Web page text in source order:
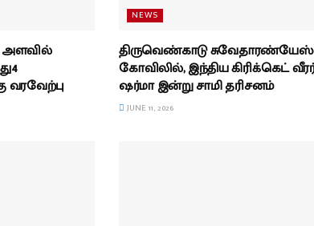
அளவில்
NEWS
திருவெண்காடு
கோவிலில், இந்திய கிரிக்கெட்
ஷர்மா இன்று சாமி தரிசனம்
JUNE 11, 2026